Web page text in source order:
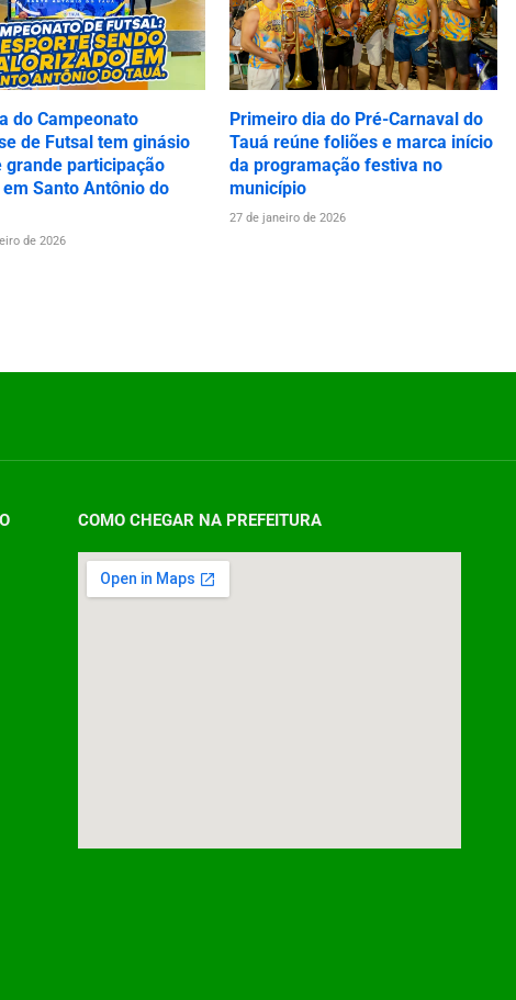
do Campeonato
de Futsal tem ginásio
grande participação
Santo Antônio do
de 2026
Primeiro dia do Pré-Carnaval do
Tauá reúne foliões e marca início
da programação festiva no
município
27 de janeiro de 2026
COMO CHEGAR NA PREFEITURA